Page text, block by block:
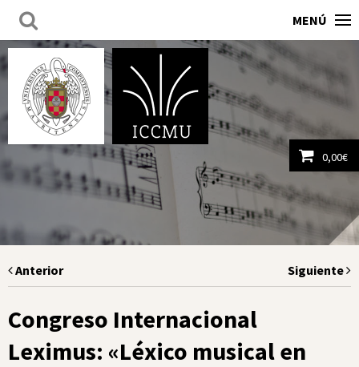
MENÚ
0,00€
Ver carrito
Anterior Siguiente
Congreso Internacional
Leximus: «Léxico musical en